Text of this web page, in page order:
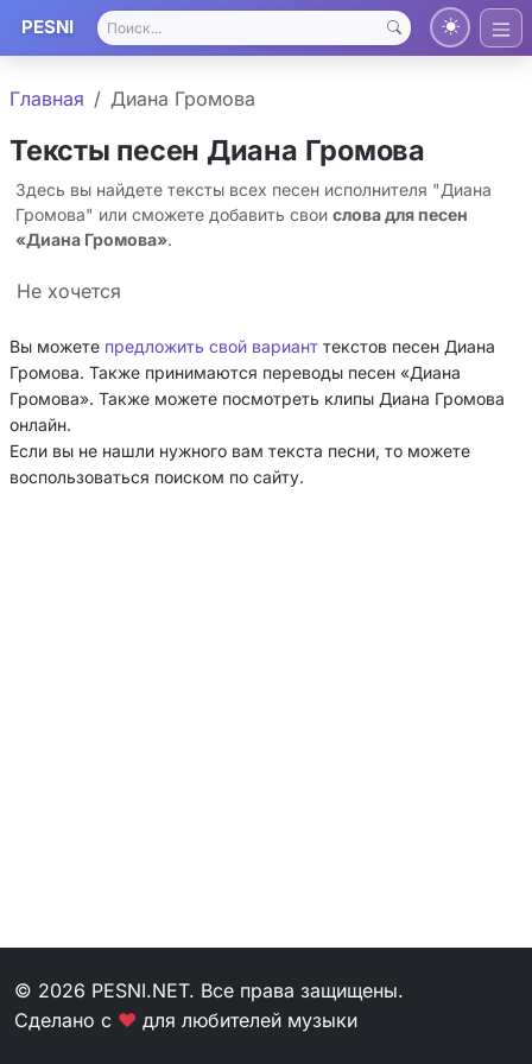
PESNI
Главная Диана Громова
Тексты песен Диана Громова
Здесь вы найдете тексты всех песен исполнителя "Диана
Громова" или сможете добавить свои слова для песен
«Диана Громова».
Не хочется
Вы можете предложить свой вариант текстов песен Диана
Громова. Также принимаются переводы песен «Диана
Громова». Также можете посмотреть клипы Диана Громова
онлайн.
Если вы не нашли нужного вам текста песни, то можете
воспользоваться поиском по сайту.
© 2026 PESNI.NET. Все права защищены.
Сделано с ❤ для любителей музыки